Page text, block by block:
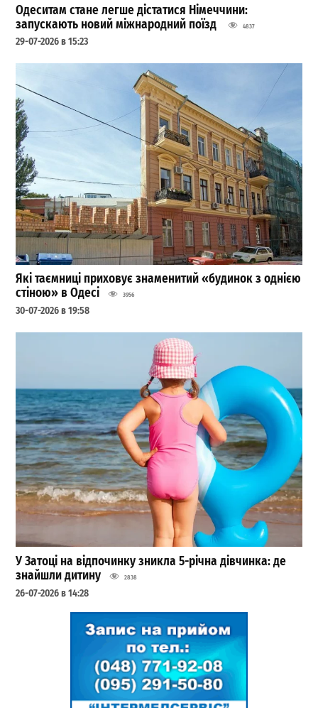
Одеситам стане легше дістатися Німеччини:
запускають новий міжнародний поїзд
4837
29-07-2026 в 15:23
Які таємниці приховує знаменитий «будинок з однією
стіною» в Одесі
3956
30-07-2026 в 19:58
У Затоці на відпочинку зникла 5-річна дівчинка: де
знайшли дитину
2838
26-07-2026 в 14:28